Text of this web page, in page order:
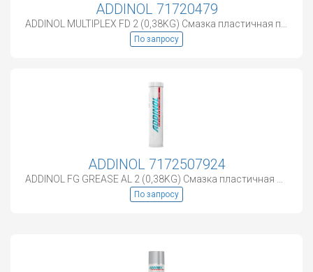
ADDINOL 71720479
ADDINOL MULTIPLEX FD 2 (0,38KG) Смазка пластичная пищевая
По запросу
ADDINOL 7172507924
По запросу